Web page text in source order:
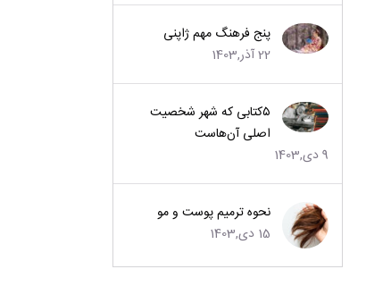
پنج فرهنگ مهم ژاپنی
22 آذر,1403
۵کتابی که شهر شخصیت
اصلی آن‌هاست
9 دی,1403
نحوه ترمیم پوست و مو
15 دی,1403